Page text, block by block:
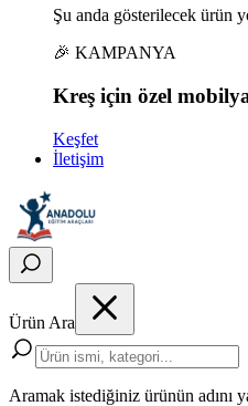
Şu anda gösterilecek ürün
🎉 KAMPANYA
Kreş için özel
Keşfet
İletişim
Ürün Ara
Aramak istediğiniz ürünün adını